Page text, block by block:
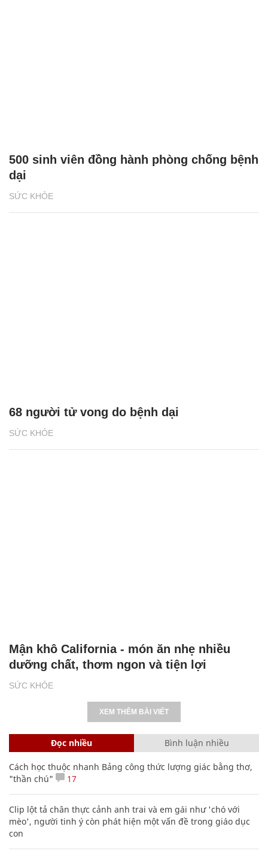
SỨC KHỎE
500 sinh viên đồng hành phòng chống bệnh
dại
SỨC KHỎE
68 người tử vong do bệnh dại
SỨC KHỎE
Mận khô California - món ăn nhẹ nhiều
dưỡng chất, thơm ngon và tiện lợi
XEM THÊM BÀI VIẾT
Đọc nhiều Bình luận nhiều
Cách học thuộc nhanh Bảng công thức lượng giác bằng thơ,
"thần chú"
17
Clip lột tả chân thực cảnh anh trai và em gái như 'chó với
mèo', người tinh ý còn phát hiện một vấn đề trong giáo dục
con